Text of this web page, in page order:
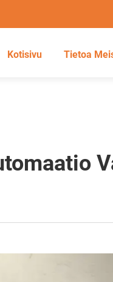
Kotisivu Tietoa